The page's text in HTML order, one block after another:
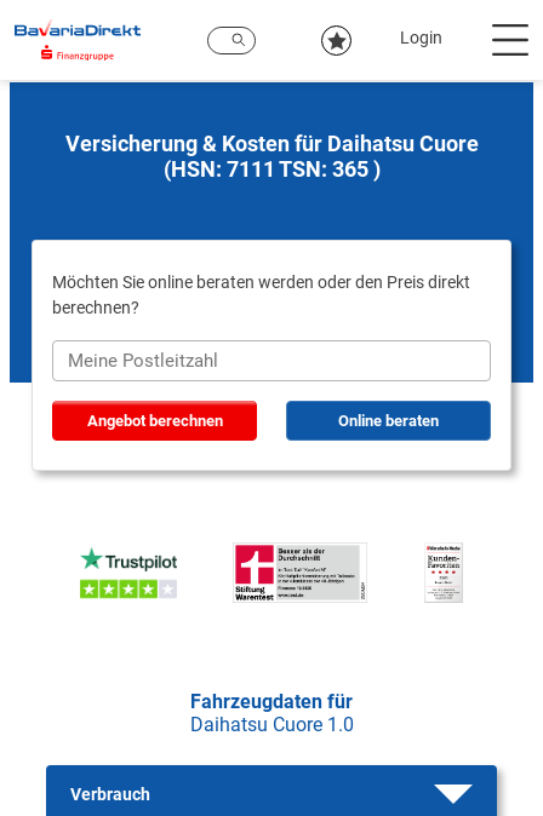
Hauptinhalt
Login
Versicherung & Kosten für Daihatsu Cuore
(HSN: 7111 TSN: 365 )
Möchten Sie online beraten werden oder den Preis direkt
berechnen?
Angebot berechnen Online beraten
Fahrzeugdaten für
Daihatsu Cuore 1.0
Verbrauch